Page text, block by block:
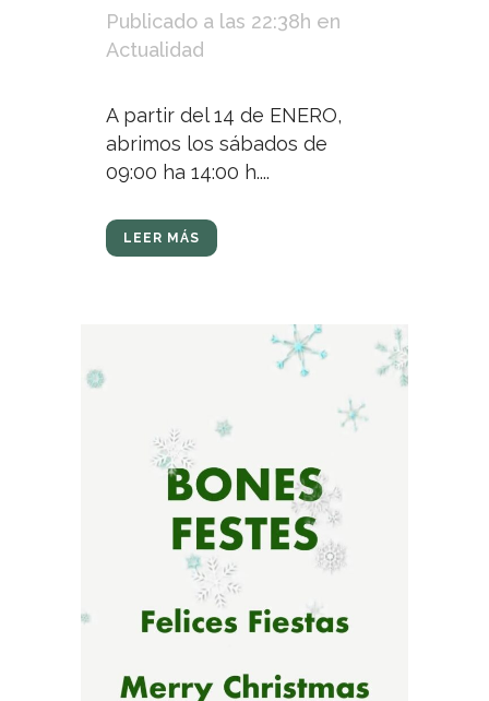
Publicado a las 22:38h en
Actualidad
A partir del 14 de ENERO,
abrimos los sábados de
09:00 ha 14:00 h....
LEER MÁS